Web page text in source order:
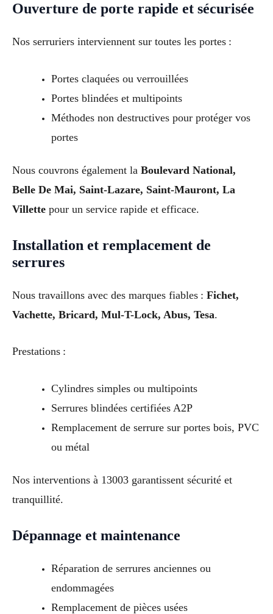
Ouverture de porte rapide et sécurisée
Nos serruriers interviennent sur toutes les portes :
Portes claquées ou verrouillées
Portes blindées et multipoints
Méthodes non destructives pour protéger vos
portes
Nous couvrons également la Boulevard National,
Belle De Mai, Saint-Lazare, Saint-Mauront, La
Villette pour un service rapide et efficace.
Installation et remplacement de
serrures
Nous travaillons avec des marques fiables : Fichet,
Vachette, Bricard, Mul-T-Lock, Abus, Tesa.
Prestations :
Cylindres simples ou multipoints
Serrures blindées certifiées A2P
Remplacement de serrure sur portes bois, PVC
ou métal
Nos interventions à 13003 garantissent sécurité et
tranquillité.
Dépannage et maintenance
Réparation de serrures anciennes ou
endommagées
Remplacement de pièces usées